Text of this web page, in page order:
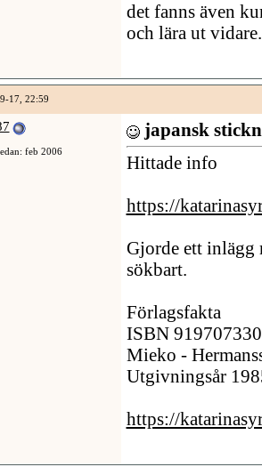
det fanns även
och lära ut vidare.
17, 22:59
feb 2006
japansk
Hittade info
https://
Gjorde ett inlägg
sökbart.
Förlagsfakta
ISBN
Mieko -
Utgivningsår
https://